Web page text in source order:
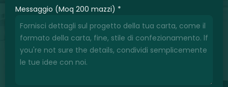
Messaggio (Moq 200 mazzi) *